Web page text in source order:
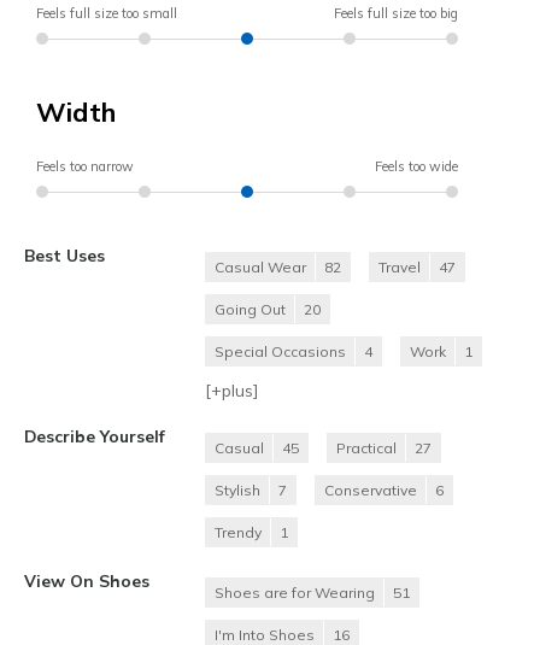
Feels full size too small Feels full size too big
Width
Feels too narrow Feels too wide
Best Uses
Casual Wear 82 Travel 47
Going Out 20
Special Occasions 4 Work 1
[+plus]
Describe Yourself
Casual 45 Practical 27
Stylish 7 Conservative 6
Trendy 1
View On Shoes
Shoes are for Wearing 51
I'm Into Shoes 16